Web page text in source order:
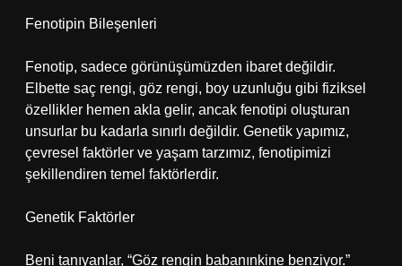
Fenotipin Bileşenleri
Fenotip, sadece görünüşümüzden ibaret değildir.
Elbette saç rengi, göz rengi, boy uzunluğu gibi fiziksel
özellikler hemen akla gelir, ancak fenotipi oluşturan
unsurlar bu kadarla sınırlı değildir. Genetik yapımız,
çevresel faktörler ve yaşam tarzımız, fenotipimizi
şekillendiren temel faktörlerdir.
Genetik Faktörler
Beni tanıyanlar, “Göz rengin babanınkine benziyor.”